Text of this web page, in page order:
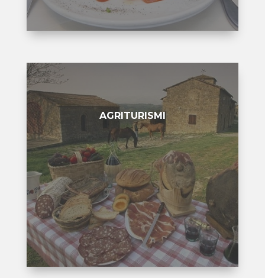
AGRITURISMI